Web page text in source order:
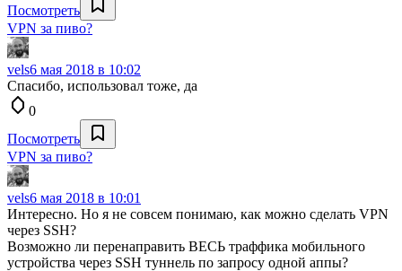
Посмотреть
VPN за пиво?
vels6 мая 2018 в 10:02
Спасибо, использовал тоже, да
0
Посмотреть
VPN за пиво?
vels6 мая 2018 в 10:01
Интересно. Но я не совсем понимаю, как можно сделать VPN
через SSH?
Возможно ли перенаправить ВЕСЬ траффика мобильного
устройства через SSH туннель по запросу одной аппы?